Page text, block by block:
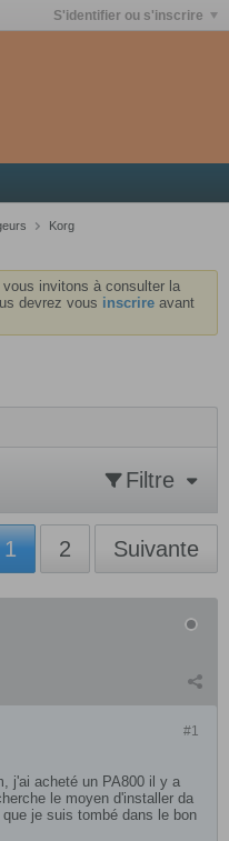
S'identifier ou s'inscrire
Korg
invitons à consulter la
devrez vous inscrire avant
Filtre
1 2 Suivante
#1
j'ai acheté un PA800 il y a
le moyen d'installer da
je suis tombé dans le bon